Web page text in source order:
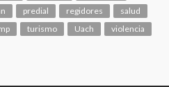
predial regidores
salud
turismo Uach violencia